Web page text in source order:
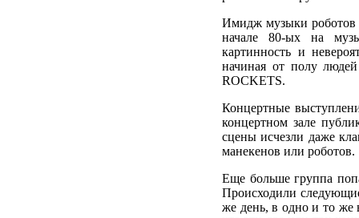
Имидж музыки роботов
начале 80-ых на
картинность и
начиная от полу
ROCKETS.
Концертные
концертном зале
сцены исчезли даже
манекенов или роботов.
Еще больше группа
Происходили
же день, в одно и то же